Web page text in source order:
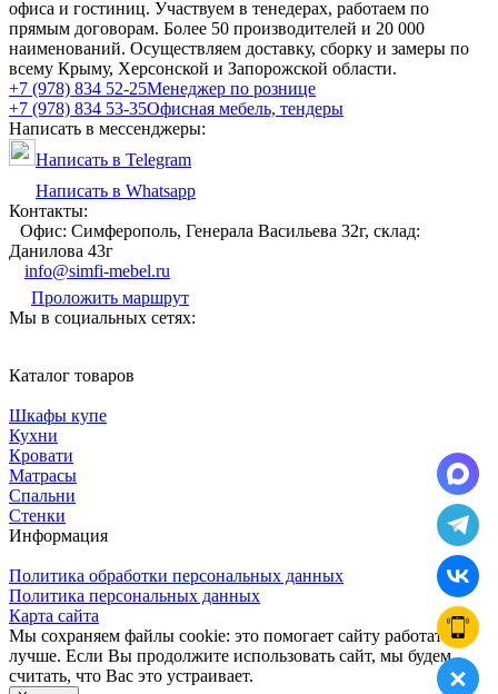
офиса и гостиниц. Участвуем в тенедерах, работаем по
прямым договорам. Более 50 производителей и 20 000
наименований. Осуществляем доставку, сборку и замеры по
всему Крыму, Херсонской и Запорожской области.
+7 (978) 834 52-25Менеджер по рознице
+7 (978) 834 53-35Офисная мебель, тендеры
Написать в мессенджеры:
Написать в Telegram
Написать в Whatsapp
Контакты:
Офис: Симферополь, Генерала Васильева 32г, склад:
Данилова 43г
info@simfi-mebel.ru
Проложить маршрут
Мы в социальных сетях:
Каталог товаров
Шкафы купе
Кухни
Кровати
Матрасы
Cпальни
Стенки
Информация
Политика обработки персональных данных
Политика персональных данных
Карта сайта
Мы сохраняем файлы cookie: это помогает сайту работать
лучше. Если Вы продолжите использовать сайт, мы будем
считать, что Вас это устраивает.